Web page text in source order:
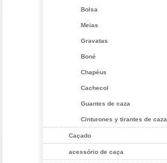
Bolsa
Meias
Gravatas
Boné
Chapéus
Cachecol
Guantes de caza
Cinturones y tirantes de caza
Caçado
acessório de caça